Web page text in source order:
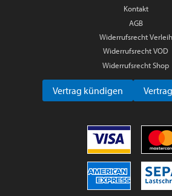
Kontakt
AGB
Widerrufsrecht Verleih
Widerrufsrecht VOD
Widerrufsrecht Shop
Vertrag kündigen